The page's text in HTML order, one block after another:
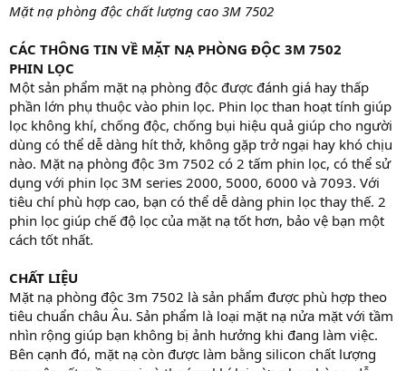
Mặt nạ phòng độc chất lượng cao 3M 7502
CÁC THÔNG TIN VỀ MẶT NẠ PHÒNG ĐỘC 3M 7502
PHIN LỌC
Một sản phẩm mặt nạ phòng độc được đánh giá hay thấp
phần lớn phụ thuộc vào phin lọc. Phin lọc than hoạt tính giúp
lọc không khí, chống độc, chống bụi hiệu quả giúp cho người
dùng có thể dễ dàng hít thở, không gặp trở ngại hay khó chịu
nào. Mặt nạ phòng độc 3m 7502 có 2 tấm phin lọc, có thể sử
dụng với phin lọc 3M series 2000, 5000, 6000 và 7093. Với
tiêu chí phù hợp cao, bạn có thể dễ dàng phin lọc thay thế. 2
phin lọc giúp chế độ lọc của mặt nạ tốt hơn, bảo vệ bạn một
cách tốt nhất.
CHẤT LIỆU
Mặt nạ phòng độc 3m 7502 là sản phẩm được phù hợp theo
tiêu chuẩn châu Âu. Sản phẩm là loại mặt nạ nửa mặt với tầm
nhìn rộng giúp bạn không bị ảnh hưởng khi đang làm việc.
Bên cạnh đó, mặt nạ còn được làm bằng silicon chất lượng